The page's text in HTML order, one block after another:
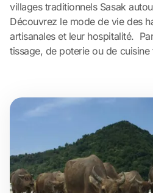
villages traditionnels Sasak
Découvrez le mode de vie des
artisanales et leur hospitalité.
tissage, de poterie ou de cuisine